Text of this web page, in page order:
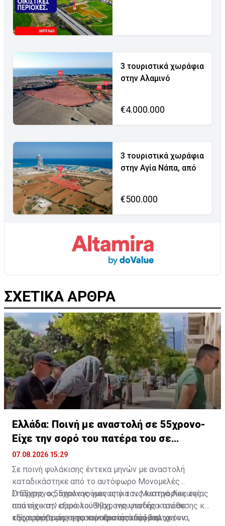
3 τουριστικά χωράφια
στην Αλαμινό
€4.000.000
3 τουριστικά χωράφια
στην Αγία Νάπα, από
€500.000
ΣΧΕΤΙΚΑ ΑΡΘΡΑ
Ελλάδα: Ποινή με αναστολή σε 55χρονο-
Είχε την σορό του πατέρα του σε
καταψύκτη
07.08.2026 15:29
Σε ποινή φυλάκισης έντεκα μηνών με αναστολή
καταδικάστηκε από το αυτόφωρο Μονομελές
Σπάρτης, ο 55χρονος γιος από τον Μυστρά Λακωνίας
που είχε την σορό του 90χρονου πατέρα του σε
καταψύκτη για περισσότερα από δυόμισι χρόνια,
Ο 55χρονος, απολογούμενος για τις κατηγορίες της
απάτης κατ' εξακολούθηση, της ψευδής κατάθεσης και
της παράβασης της νομοθεσίας περί όπλων,
«Είχα την ανάγκη να τον κρατήσω άφθαρτο τον